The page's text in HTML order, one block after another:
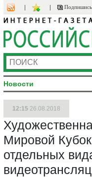
Подпишись
Новости
12:15 26.08.2018
Мировой
отдельных